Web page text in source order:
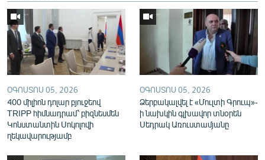
Русский
ՀԵՏԵՎԵՔ ՄԵԶ
«Ազատության» բոլոր կայքերը
ՕԳՈՍՏՈՍ 05, 2026
400 միլիոն դոլար բյուջեով
TRIPP հիմնադրամ՝ բիզնեսմեն
Կոնստանտին Սոկոլովի
ղեկավարությամբ
ՕԳՈՍՏՈՍ 05, 2026
Ձերբակալվել է «Մուլտի Գրուպ»-
ի նախկին գլխավոր տնօրեն
Սեդրակ Առուստամյանը